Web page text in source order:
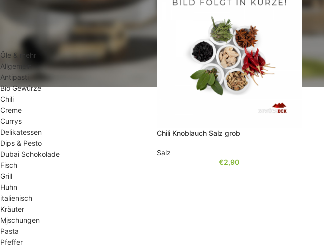
KATEGORIEN
Öle & mehr
Allgemein
Antipasti
Bio Gewürze
Chili
Creme
Currys
Delikatessen
Dips & Pesto
Dubai Schokolade
Fisch
Grill
Huhn
italienisch
Kräuter
Mischungen
Pasta
Pfeffer
Chili Knoblauch Salz grob
Salz
€2,90